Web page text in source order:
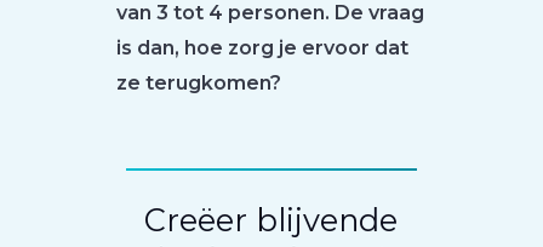
van 3 tot 4 personen. De vraag
is dan, hoe zorg je ervoor dat
ze terugkomen?
Creëer blijvende